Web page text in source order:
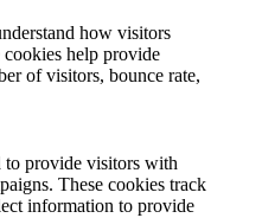
how visitors
help provide
of visitors, bounce rate,
to provide visitors with
These cookies track
information to provide